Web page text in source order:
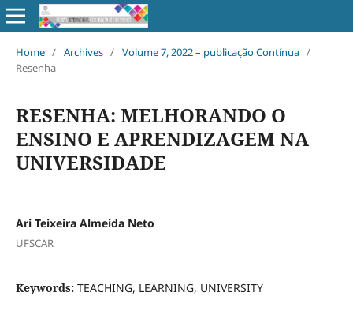
Home / Archives / Volume 7, 2022 – publicação Contínua /
Resenha
RESENHA: MELHORANDO O
ENSINO E APRENDIZAGEM NA
UNIVERSIDADE
Ari Teixeira Almeida Neto
UFSCAR
Keywords: TEACHING, LEARNING, UNIVERSITY